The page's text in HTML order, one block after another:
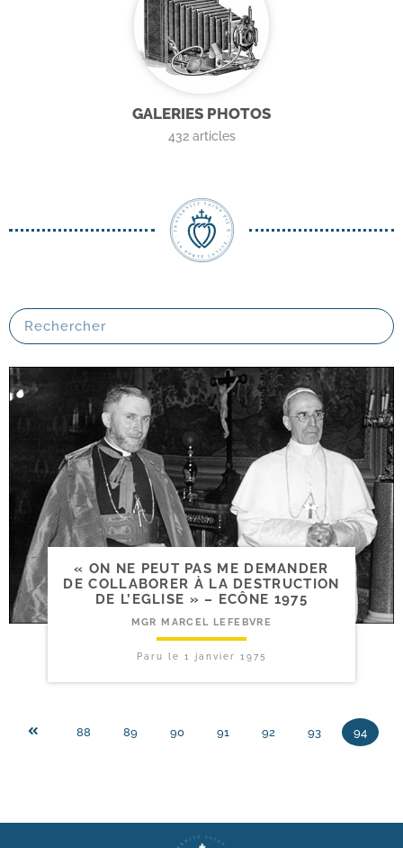
GALERIES PHOTOS
432articles
« ON NE PEUT PAS ME DEMANDER
DE COLLABORER À LA DESTRUCTION
DE L’EGLISE » – ECÔNE 1975
MGR MARCEL LEFEBVRE
Paru le 1 janvier 1975
88 89 90 91 92 93 94